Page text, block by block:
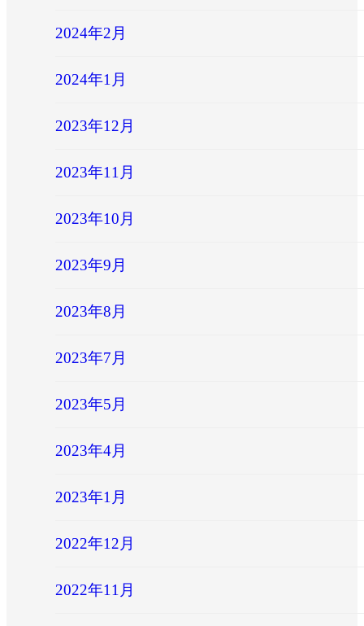
2024年2月
2024年1月
2023年12月
2023年11月
2023年10月
2023年9月
2023年8月
2023年7月
2023年5月
2023年4月
2023年1月
2022年12月
2022年11月